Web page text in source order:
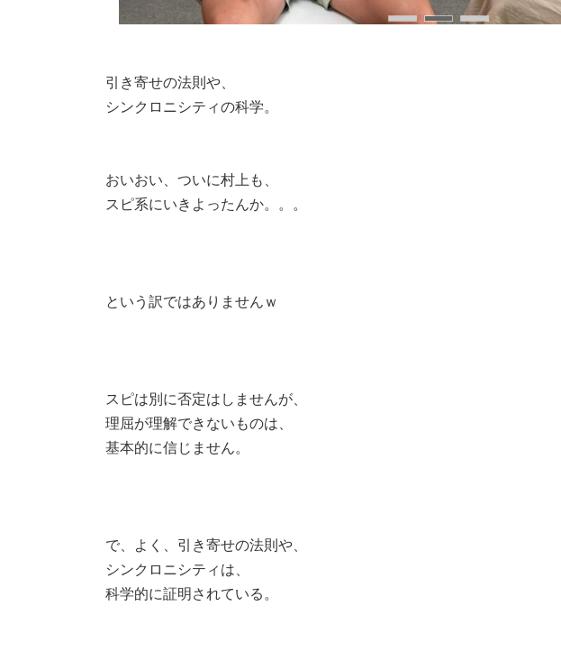
引き寄せの法則や、
シンクロニシティの科学。
おいおい、ついに村上も、
スピ系にいきよったんか。。。
という訳ではありませんｗ
スピは別に否定はしませんが、
理屈が理解できないものは、
基本的に信じません。
で、よく、引き寄せの法則や、
シンクロニシティは、
科学的に証明されている。